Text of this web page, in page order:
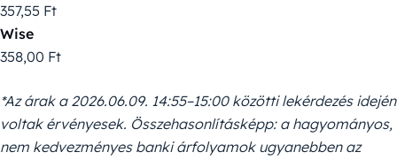
357,55 Ft
Wise
358,00 Ft
*Az árak a 2026.06.09. 14:55–15:00 közötti lekérdezés idején
voltak érvényesek. Összehasonlításképp: a hagyományos,
nem kedvezményes banki árfolyamok ugyanebben az